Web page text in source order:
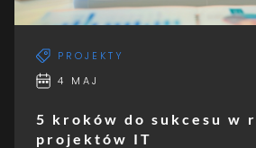
PROJEKTY
4 MAJ
5 kroków do sukcesu w realizacji
projektów IT